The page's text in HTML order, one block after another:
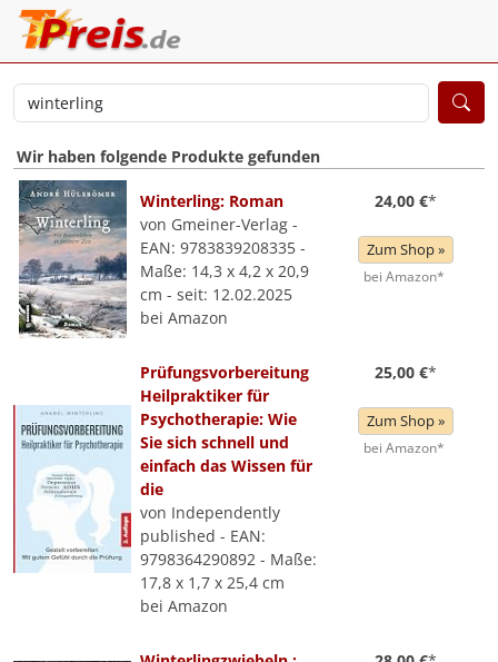
Wir haben folgende Produkte gefunden
Winterling: Roman
von Gmeiner-Verlag -
EAN: 9783839208335 -
Maße: 14,3 x 4,2 x 20,9
cm - seit: 12.02.2025
bei Amazon
24,00 €*
Zum Shop »
bei Amazon*
Prüfungsvorbereitung
Heilpraktiker für
Psychotherapie: Wie
Sie sich schnell und
einfach das Wissen für
die
von Independently
published - EAN:
9798364290892 - Maße:
17,8 x 1,7 x 25,4 cm
bei Amazon
25,00 €*
Zum Shop »
bei Amazon*